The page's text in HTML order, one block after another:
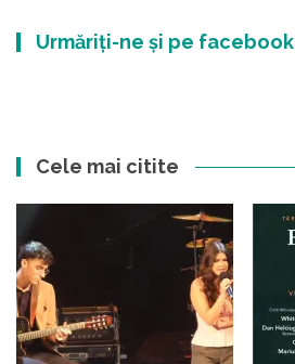
Urmăriți-ne și pe facebook
Cele mai citite